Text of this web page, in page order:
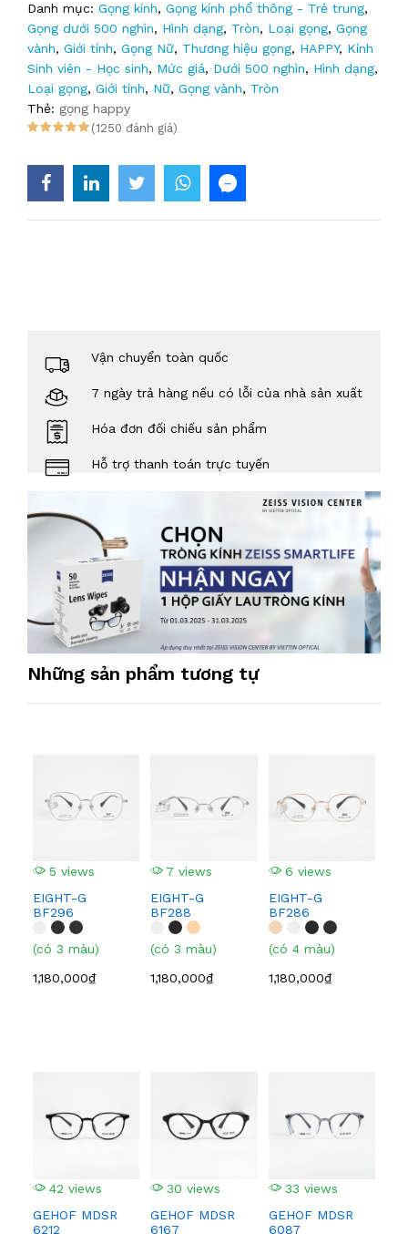
Danh mục: Gọng kính, Gọng kính phổ thông - Trẻ trung,
Gọng dưới 500 nghìn, Hình dạng, Tròn, Loại gọng, Gọng
vành, Giới tính, Gọng Nữ, Thương hiệu gọng, HAPPY, Kính
Sinh viên - Học sinh, Mức giá, Dưới 500 nghìn, Hình dạng,
Loại gọng, Giới tính, Nữ, Gọng vành, Tròn
Thẻ: gọng happy
(1250 đánh giá)
Vận chuyển toàn quốc
7 ngày trả hàng nếu có lỗi của nhà sản xuất
Hóa đơn đối chiếu sản phẩm
Hỗ trợ thanh toán trực tuyến
Những sản phẩm tương tự
5 views
EIGHT-G
BF296
(có 3 màu)
1,180,000₫
7 views
EIGHT-G
BF288
(có 3 màu)
1,180,000₫
6 views
EIGHT-G
BF286
(có 4 màu)
1,180,000₫
42 views
GEHOF MDSR
6212
30 views
GEHOF MDSR
6167
33 views
GEHOF MDSR
6087